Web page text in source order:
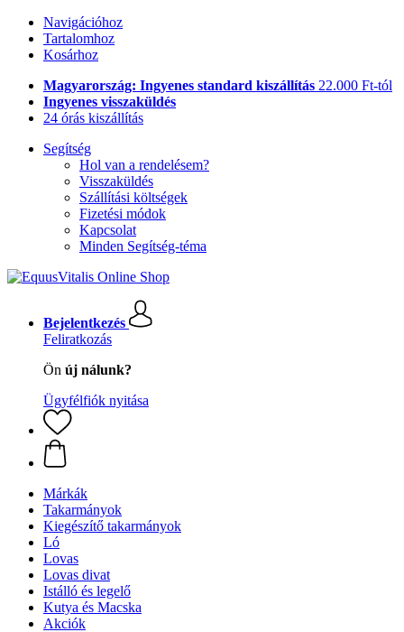
Navigációhoz
Tartalomhoz
Kosárhoz
Magyarország: Ingyenes standard kiszállítás 22.000 Ft-tól
Ingyenes visszaküldés
24 órás kiszállítás
Segítség
Hol van a rendelésem?
Visszaküldés
Szállítási költségek
Fizetési módok
Kapcsolat
Minden Segítség-téma
Bejelentkezés
Feliratkozás
Ön új nálunk?
Ügyfélfiók nyitása
Márkák
Takarmányok
Kiegészítő takarmányok
Ló
Lovas
Lovas divat
Istálló és legelő
Kutya és Macska
Akciók